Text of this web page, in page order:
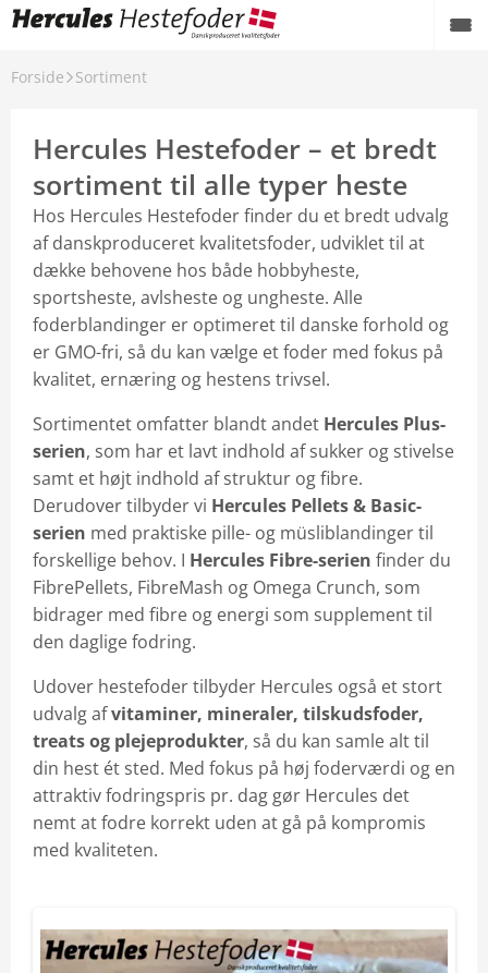
Forside Sortiment
Hercules Hestefoder – et bredt
sortiment til alle typer heste
Hos Hercules Hestefoder finder du et bredt udvalg
af danskproduceret kvalitetsfoder, udviklet til at
dække behovene hos både hobbyheste,
sportsheste, avlsheste og ungheste. Alle
foderblandinger er optimeret til danske forhold og
er GMO-fri, så du kan vælge et foder med fokus på
kvalitet, ernæring og hestens trivsel.
Sortimentet omfatter blandt andet Hercules Plus-
serien, som har et lavt indhold af sukker og stivelse
samt et højt indhold af struktur og fibre.
Derudover tilbyder vi Hercules Pellets & Basic-
serien med praktiske pille- og müsliblandinger til
forskellige behov. I Hercules Fibre-serien finder du
FibrePellets, FibreMash og Omega Crunch, som
bidrager med fibre og energi som supplement til
den daglige fodring.
Udover hestefoder tilbyder Hercules også et stort
udvalg afvitaminer, mineraler, tilskudsfoder,
treats og plejeprodukter, så du kan samle alt til
din hest ét sted. Med fokus på høj foderværdi og en
attraktiv fodringspris pr. dag gør Hercules det
nemt at fodre korrekt uden at gå på kompromis
med kvaliteten.
Sortiment
Bliv Hercules VIP kunde
Bliv Hercules Storkunde
Sponsorater
Værd at vide
Fodringspris pr. dag
Find forhandler
Klik ind og læs hvordan du beregner fodringsprisen pr.